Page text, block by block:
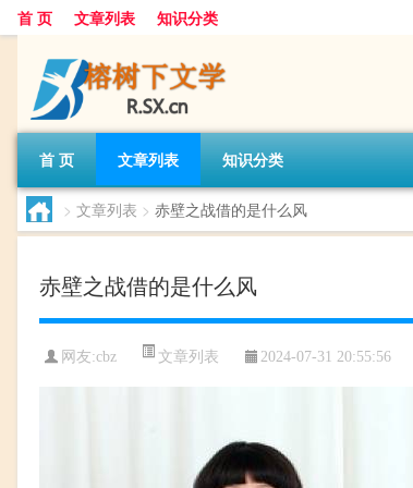
首 页 文章列表 知识分类
首 页 文章列表 知识分类
> 文章列表 > 赤壁之战借的是什么风
赤壁之战借的是什么风
网友:cbz 文章列表 2024-07-31 20:55:56